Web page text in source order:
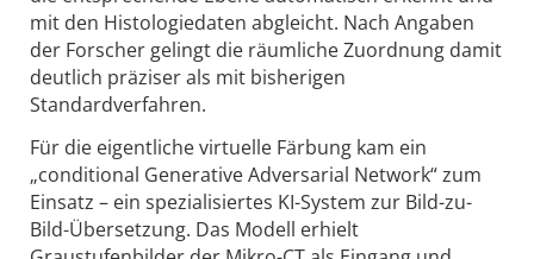
mit den Histologiedaten abgleicht. Nach Angaben
der Forscher gelingt die räumliche Zuordnung damit
deutlich präziser als mit bisherigen
Standardverfahren.
Für die eigentliche virtuelle Färbung kam ein
„conditional Generative Adversarial Network“ zum
Einsatz – ein spezialisiertes KI-System zur Bild-zu-
Bild-Übersetzung. Das Modell erhielt